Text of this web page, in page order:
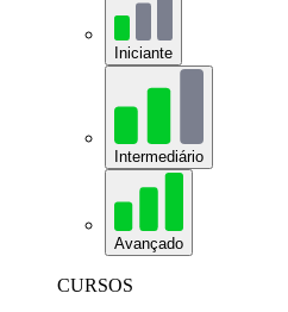
Iniciante
Intermediário
Avançado
CURSOS